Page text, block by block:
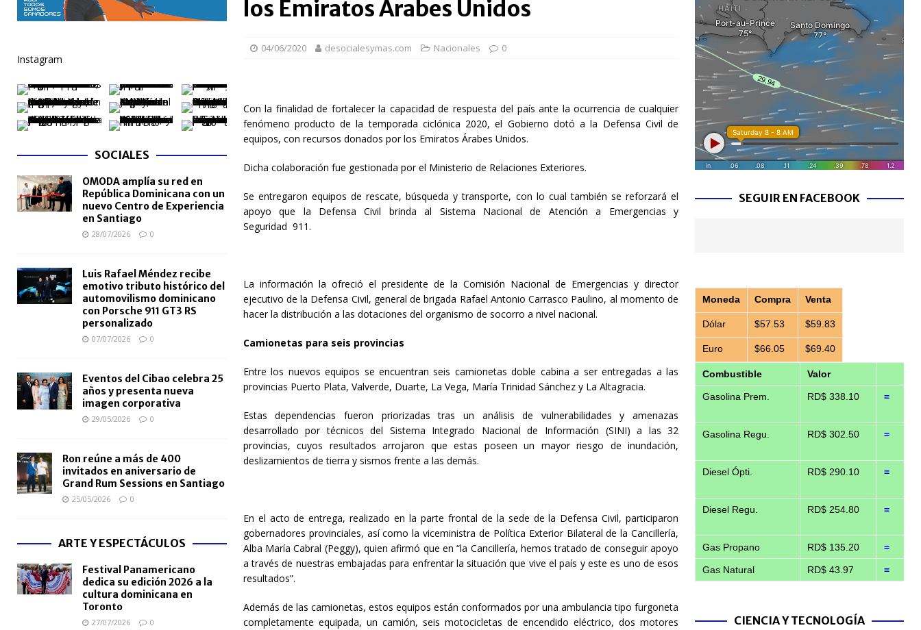
[ 06/08/2026 ]
Becas internacionales benefician a 1,500 jóvenes dominicanos para estudiar maestrías y doctorados en el
nacional
NACIONALES
[ 05/08/2026 ]
Lactancia materna fortalece la salud del bebé y la madre, destaca Hospiten Santo Domingo
SALUD
[ 05/08/2026 ]
TRAE incorpora 29 autobuses para ampliar el transporte escolar antes del inicio del año lectivo 2026-2027
NACIONALES
[ 05/08/2026 ] Santo Domingo celebra 528 años con balance de obras urbanas y nuevos proyectos para la capital
NACIONALES
los Emiratos Árabes Unidos
04/06/2020 desocialesymas.com Nacionales 0
Con la finalidad de fortalecer la capacidad de respuesta del país ante la ocurrencia de cualquier
fenómeno producto de la temporada ciclónica 2020, el Gobierno dotó a la Defensa Civil de
equipos, con recursos donados por los Emiratos Árabes Unidos.
Dicha colaboración fue gestionada por el Ministerio de Relaciones Exteriores.
Se entregaron equipos de rescate, búsqueda y transporte, con lo cual también se reforzará el
apoyo que la Defensa Civil brinda al Sistema Nacional de Atención a Emergencias y
Seguridad 911.
La información la ofreció el presidente de la Comisión Nacional de Emergencias y director
ejecutivo de la Defensa Civil, general de brigada Rafael Antonio Carrasco Paulino, al momento de
hacer la distribución a las dotaciones del organismo de socorro a nivel nacional.
Camionetas para seis provincias
Entre los nuevos equipos se encuentran seis camionetas doble cabina a ser entregadas a las
provincias Puerto Plata, Valverde, Duarte, La Vega, María Trinidad Sánchez y La Altagracia.
Estas dependencias fueron priorizadas tras un análisis de vulnerabilidades y amenazas
desarrollado por técnicos del Sistema Integrado Nacional de Información (SINI) a las 32
provincias, cuyos resultados arrojaron que estas poseen un mayor riesgo de inundación,
deslizamientos de tierra y sismos frente a las demás.
En el acto de entrega, realizado en la parte frontal de la sede de la Defensa Civil, participaron
gobernadores provinciales, así como la viceministra de Política Exterior Bilateral de la Cancillería,
Alba María Cabral (Peggy), quien afirmó que en “la Cancillería, hemos tratado de conseguir apoyo
a través de nuestras embajadas para enfrentar la situación que vive el país y este es uno de esos
resultados”.
Además de las camionetas, estos equipos están conformados por una ambulancia tipo furgoneta
completamente equipada, un camión, seis motocicletas de encendido eléctrico, dos motores
Instagram
SOCIALES
OMODA amplía su red en
República Dominicana con un
nuevo Centro de Experiencia
en Santiago
28/07/2026 0
Luis Rafael Méndez recibe
emotivo tributo histórico del
automovilismo dominicano
con Porsche 911 GT3 RS
personalizado
07/07/2026 0
Eventos del Cibao celebra 25
años y presenta nueva
imagen corporativa
29/05/2026 0
Ron reúne a más de 400
invitados en aniversario de
Grand Rum Sessions en Santiago
25/05/2026 0
ARTE Y ESPECTÁCULOS
Festival Panamericano
dedica su edición 2026 a la
cultura dominicana en
Toronto
27/07/2026 0
SEGUIR EN FACEBOOK
Moneda Compra Venta
Dólar $57.53 $59.83
Euro $66.05 $69.40
Combustible Valor
Gasolina Prem. RD$ 338.10 =
Gasolina Regu. RD$ 302.50 =
Diesel Ópti. RD$ 290.10 =
Diesel Regu. RD$ 254.80 =
Gas Propano RD$ 135.20 =
Gas Natural RD$ 43.97 =
CIENCIA Y TECNOLOGÍA